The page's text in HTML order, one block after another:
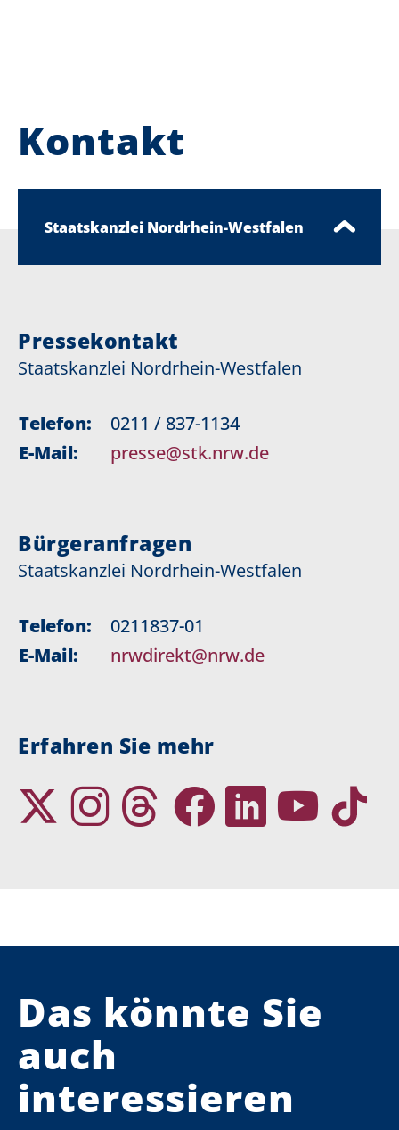
Kontakt
Staatskanzlei Nordrhein-Westfalen
Pressekontakt
Staatskanzlei Nordrhein-Westfalen
Telefon:
0211 / 837-1134
E-Mail:
presse@stk.nrw.de
Bürgeranfragen
Staatskanzlei Nordrhein-Westfalen
Telefon:
0211837-01
E-Mail:
nrwdirekt@nrw.de
Erfahren Sie mehr
Das könnte Sie
auch
interessieren